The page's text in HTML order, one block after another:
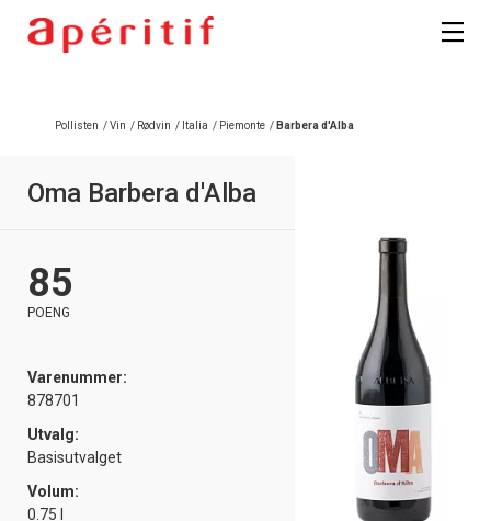
Pollisten /Vin / Rødvin / Italia / Piemonte / Barbera d'Alba
Oma Barbera d'Alba
85
POENG
Varenummer:
878701
Utvalg:
Basisutvalget
Volum:
0.75 l